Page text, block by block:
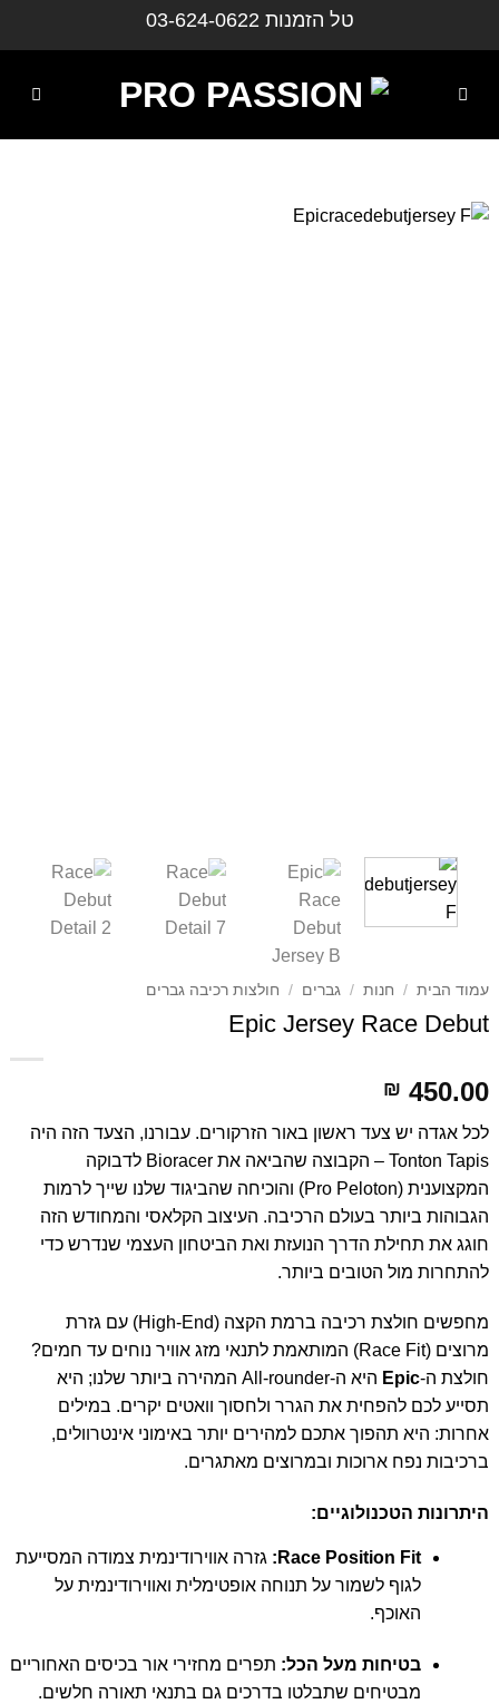
טל הזמנות 03-624-0622
עמוד הבית / חנות / גברים / חולצות רכיבה גברים
Epic Jersey Race Debut
₪ 450.00
לכל אגדה יש צעד ראשון באור הזרקורים. עבורנו, הצעד הזה היה
Tonton Tapis – הקבוצה שהביאה את Bioracer לדבוקה
המקצוענית (Pro Peloton) והוכיחה שהביגוד שלנו שייך לרמות
הגבוהות ביותר בעולם הרכיבה. העיצוב הקלאסי והמחודש הזה
חוגג את תחילת הדרך הנועזת ואת הביטחון העצמי שנדרש כדי
להתחרות מול הטובים ביותר.
מחפשים חולצת רכיבה ברמת הקצה (High-End) עם גזרת
מרוצים (Race Fit) המותאמת לתנאי מזג אוויר נוחים עד חמים?
חולצת ה-Epic
היא ה-All-rounder המהירה ביותר שלנו; היא
תסייע לכם להפחית את הגרר ולחסוך וואטים יקרים. במילים
אחרות: היא תהפוך אתכם למהירים יותר באימוני אינטרוולים,
ברכיבות נפח ארוכות ובמרוצים מאתגרים.
היתרונות הטכנולוגיים:
Race Position Fit:
גזרה אווירודינמית צמודה המסייעת
לגוף לשמור על תנוחה אופטימלית ואווירודינמית על
האוכף.
בטיחות מעל הכל: תפרים מחזירי אור בכיסים האחוריים
מבטיחים שתבלטו בדרכים גם בתנאי תאורה חלשים.